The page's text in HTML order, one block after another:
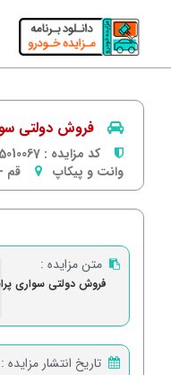
فروش دولتی
کد مزایده :
وانت و پیکاپ
قم -
متن مزایده :
فروش دولتی سواری
تاریخ انتشار مزایده :